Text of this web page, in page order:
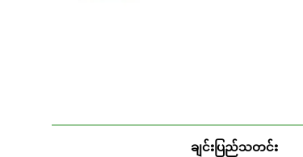
ချင်းပြည်သတင်း